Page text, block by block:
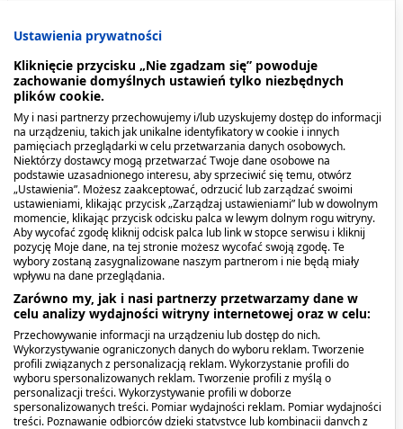
Kiedy stosować produkt?
Aquatiso Woda Morska Izotoniczna silnie nawilża
jamę nosową. Można ją stosować przy
odczuwaniu suchości błony śluzowej nosa,
spowodowanej różnymi czynnikami, jak również
przy nieżycie i zapaleniu zatok powstałym w
wyniku infekcji lub alergii.
Poprzez swoje działanienawilżające i
oczyszczające, zaleca się stosować go w
przypadku:
Wysuszeniaśluzówki nosa,
Ustawienia prywatności
Kliknięcie przycisku „Nie zgadzam się” powoduje
zachowanie domyślnych ustawień tylko niezbędnych
plików cookie.
My i nasi partnerzy przechowujemy i/lub uzyskujemy dostęp do informacji
na urządzeniu, takich jak unikalne identyfikatory w cookie i innych
pamięciach przeglądarki w celu przetwarzania danych osobowych.
Niektórzy dostawcy mogą przetwarzać Twoje dane osobowe na
podstawie uzasadnionego interesu, aby sprzeciwić się temu, otwórz
„Ustawienia”. Możesz zaakceptować, odrzucić lub zarządzać swoimi
ustawieniami, klikając przycisk „Zarządzaj ustawieniami” lub w dowolnym
momencie, klikając przycisk odcisku palca w lewym dolnym rogu witryny.
Aby wycofać zgodę kliknij odcisk palca lub link w stopce serwisu i kliknij
pozycję Moje dane, na tej stronie możesz wycofać swoją zgodę. Te
wybory zostaną zasygnalizowane naszym partnerom i nie będą miały
wpływu na dane przeglądania.
Zarówno my, jak i nasi partnerzy przetwarzamy dane w
celu analizy wydajności witryny internetowej oraz w celu:
Przechowywanie informacji na urządzeniu lub dostęp do nich.
Wykorzystywanie ograniczonych danych do wyboru reklam. Tworzenie
profili związanych z personalizacją reklam. Wykorzystanie profili do
wyboru spersonalizowanych reklam. Tworzenie profili z myślą o
personalizacji treści. Wykorzystywanie profili w doborze
spersonalizowanych treści. Pomiar wydajności reklam. Pomiar wydajności
treści. Poznawanie odbiorców dzięki statystyce lub kombinacji danych z